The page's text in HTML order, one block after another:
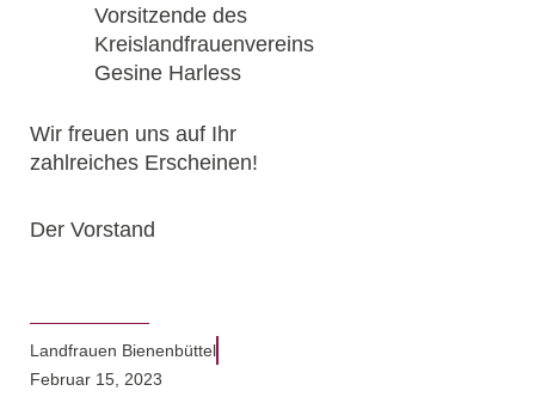
Vorsitzende des
Kreislandfrauenvereins
Gesine Harless
Wir freuen uns auf Ihr
zahlreiches Erscheinen!
Der Vorstand
Landfrauen Bienenbüttel
Februar 15, 2023